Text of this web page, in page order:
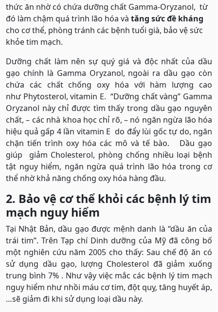
thức ăn nhờ có chứa dưỡng chất Gamma-Oryzanol, từ
đó làm chậm quá trình lão hóa và tăng sức đề kháng
cho cơ thể, phòng tránh các bệnh tuổi già, bảo vệ sức
khỏe tim mạch.
Dưỡng chất làm nên sự quý giá và độc nhất của dầu
gạo chính là Gamma Oryzanol, ngoài ra dầu gạo còn
chứa các chất chống oxy hóa với hàm lượng cao
như Phytosterol, vitamin E. “Dưỡng chất vàng” Gamma
Oryzanol này chỉ được tìm thấy trong dầu gạo nguyên
chất, – các nhà khoa học chỉ rõ, – nó ngăn ngừa lão hóa
hiệu quả gấp 4 lần vitamin E do đẩy lùi gốc tự do, ngăn
chặn tiến trình oxy hóa các mô và tế bào. Dầu gạo
giúp giảm Cholesterol, phòng chống nhiều loại bệnh
tật nguy hiểm, ngăn ngừa quá trình lão hóa trong cơ
thể nhờ khả năng chống oxy hóa hàng đầu.
2. Bảo vệ cơ thể khỏi các bệnh lý tim
mạch nguy hiểm
Tại Nhật Bản, dầu gạo được mệnh danh là “dầu ăn của
trái tim”. Trên Tạp chí Dinh dưỡng của Mỹ đã công bố
một nghiên cứu năm 2005 cho thấy: Sau chế độ ăn có
sử dụng dầu gạo, lượng Cholesterol đã giảm xuống
trung bình 7% . Như vậy việc mắc các bệnh lý tim mạch
nguy hiểm như nhồi máu cơ tim, đột quỵ, tăng huyết áp,
…sẽ giảm đi khi sử dụng loại dầu này.